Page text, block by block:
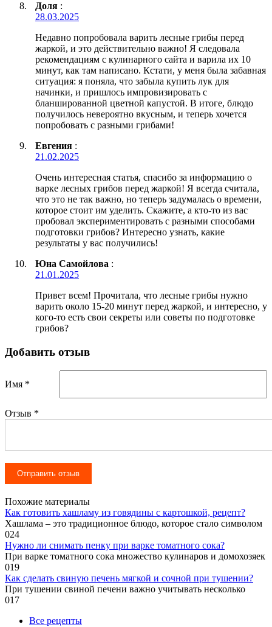
Доля :
28.03.2025
Недавно попробовала варить лесные грибы перед
жаркой, и это действительно важно! Я следовала
рекомендациям с кулинарного сайта и варила их 10
минут, как там написано. Кстати, у меня была забавная
ситуация: я поняла, что забыла купить лук для
начинки, и пришлось импровизировать с
бланшированной цветной капустой. В итоге, блюдо
получилось невероятно вкусным, и теперь хочется
попробовать с разными грибами!
Евгения :
21.02.2025
Очень интересная статья, спасибо за информацию о
варке лесных грибов перед жаркой! Я всегда считала,
что это не так важно, но теперь задумалась о времени,
которое стоит им уделить. Скажите, а кто-то из вас
пробовал экспериментировать с разными способами
подготовки грибов? Интересно узнать, какие
результаты у вас получились!
Юна Самойлова :
21.01.2025
Привет всем! Прочитала, что лесные грибы нужно
варить около 15-20 минут перед жаркой, и интересно, у
кого-то есть свои секреты или советы по подготовке
грибов?
Добавить отзыв
Имя *
Отзыв *
Похожие материалы
Как готовить хашламу из говядины с картошкой, рецепт?
Хашлама – это традиционное блюдо, которое стало символом
024
Нужно ли снимать пенку при варке томатного сока?
При варке томатного сока множество кулинаров и домохозяек
019
Как сделать свиную печень мягкой и сочной при тушении?
При тушении свиной печени важно учитывать несколько
017
Все рецепты